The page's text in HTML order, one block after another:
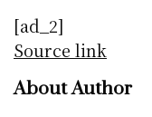
[ad_2]
Source link
About Author